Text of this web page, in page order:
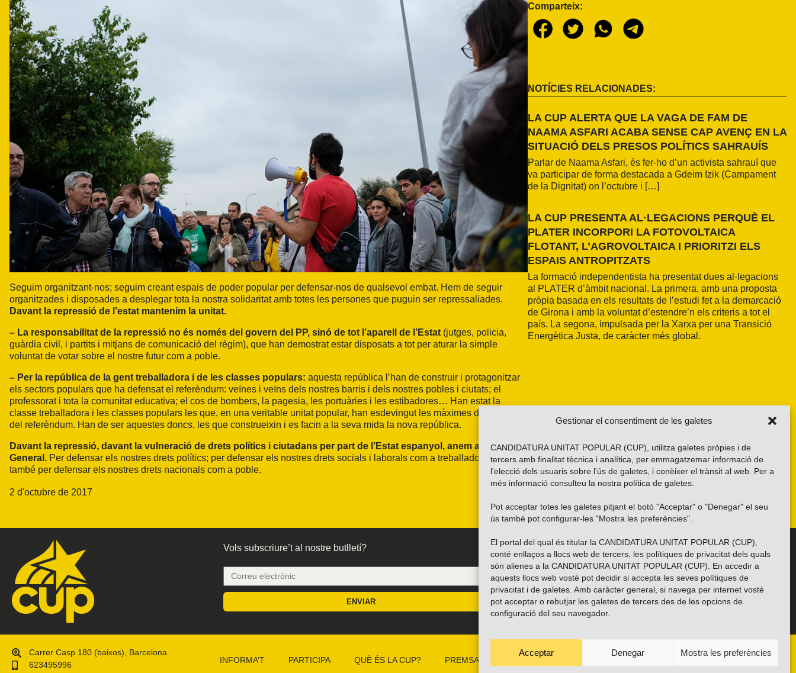
Gestionar el consentiment de les galetes
CANDIDATURA UNITAT POPULAR (CUP), utilitza galetes pròpies i de
tercers amb finalitat tècnica i analítica, per emmagatzemar informació de
l'elecció dels usuaris sobre l'ús de galetes, i conèixer el trànsit al web. Per a
més informació consulteu la nostra política de galetes
Pot acceptar totes les galetes pitjant el botó "Acceptar" o "Denegar" el seu
ús també pot configurar-les "Mostra les preferències".
El portal del qual és titular la CANDIDATURA UNITAT POPULAR (CUP),
conté enllaços a llocs web de tercers, les polítiques de privacitat dels quals
són alienes a la CANDIDATURA UNITAT POPULAR (CUP). En accedir a
aquests llocs web vostè pot decidir si accepta les seves polítiques de
privacitat i de galetes. Amb caràcter general, si navega per internet vostè
pot acceptar o rebutjar les galetes de tercers des de les opcions de
configuració del seu navegador.
Acceptar Denegar Mostra les preferències
Seguim organitzant-nos; seguim creant espais de poder popular per defensar-nos de qualsevol embat. Hem de seguir
organitzades i disposades a desplegar tota la nostra solidaritat amb totes les persones que puguin ser repressaliades.
Davant la repressió de l’estat mantenim la unitat.
– La responsabilitat de la repressió no és només del govern del PP, sinó de tot l’aparell de l’Estat (jutges, policia,
guàrdia civil, i partits i mitjans de comunicació del règim), que han demostrat estar disposats a tot per aturar la simple
voluntat de votar sobre el nostre futur com a poble.
– Per la república de la gent treballadora i de les classes populars: aquesta república l’han de construir i protagonitzar
els sectors populars que ha defensat el referèndum: veïnes i veïns dels nostres barris i dels nostres pobles i ciutats; el
professorat i tota la comunitat educativa; el cos de bombers, la pagesia, les portuàries i les estibadores… Han estat la
classe treballadora i les classes populars les que, en una veritable unitat popular, han esdevingut les màximes defensores
del referèndum. Han de ser aquestes doncs, les que construeixin i es facin a la seva mida la nova república.
Davant la repressió, davant la vulneració de drets polítics i ciutadans per part de l’Estat espanyol, anem a la Vaga
General. Per defensar els nostres drets polítics; per defensar els nostres drets socials i laborals com a treballadores; però
també per defensar els nostres drets nacionals com a poble.
2 d'octubre de 2017
Comparteix:
NOTÍCIES RELACIONADES:
LA CUP ALERTA QUE LA VAGA DE FAM DE
NAAMA ASFARI ACABA SENSE CAP AVENÇ EN LA
SITUACIÓ DELS PRESOS POLÍTICS SAHRAUÍS
Parlar de Naama Asfari, és fer-ho d’un activista sahrauí que
va participar de forma destacada a Gdeim Izik (Campament
de la Dignitat) on l’octubre i […]
LA CUP PRESENTA AL·LEGACIONS PERQUÈ EL
PLATER INCORPORI LA FOTOVOLTAICA
FLOTANT, L’AGROVOLTAICA I PRIORITZI ELS
ESPAIS ANTROPITZATS
La formació independentista ha presentat dues al·legacions
al PLATER d’àmbit nacional. La primera, amb una proposta
pròpia basada en els resultats de l’estudi fet a la demarcació
de Girona i amb la voluntat d’estendre’n els criteris a tot el
país. La segona, impulsada per la Xarxa per una Transició
Energètica Justa, de caràcter més global.
Vols subscriure’t al nostre butlletí?
ENVIAR
Troba’ns a les xarxes socials
Carrer Casp 180 (baixos), Barcelona.
623495996
INFORMA’T PARTICIPA QUÈ ÉS LA CUP? PREMSA CAMPANYES TRANSPARÈNCIA